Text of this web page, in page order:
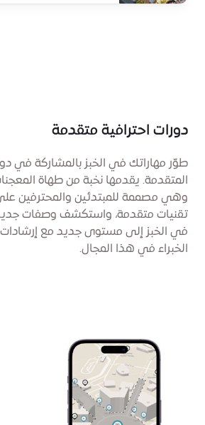
دورات احترافية متقدمة
طوّر مهاراتك في الخبز بالمشاركة في
المتقدمة. يقدمها نخبة من طهاة
وهي مصممة للمبتدئين والمحترفين
تقنيات متقدمة، واستكشف وصفات
في الخبز إلى مستوى جديد مع
الخبراء في هذا المجال.